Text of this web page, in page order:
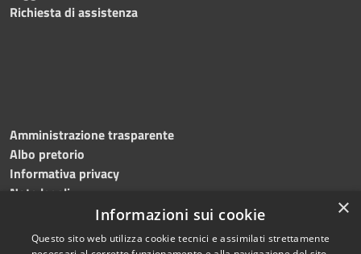
Richiesta di assistenza
Amministrazione trasparente
Albo pretorio
Informativa privacy
Note legali
Dichiarazione di accessibilità
×
Informazioni sui cookie
Questo sito web utilizza cookie tecnici e assimilati strettamente